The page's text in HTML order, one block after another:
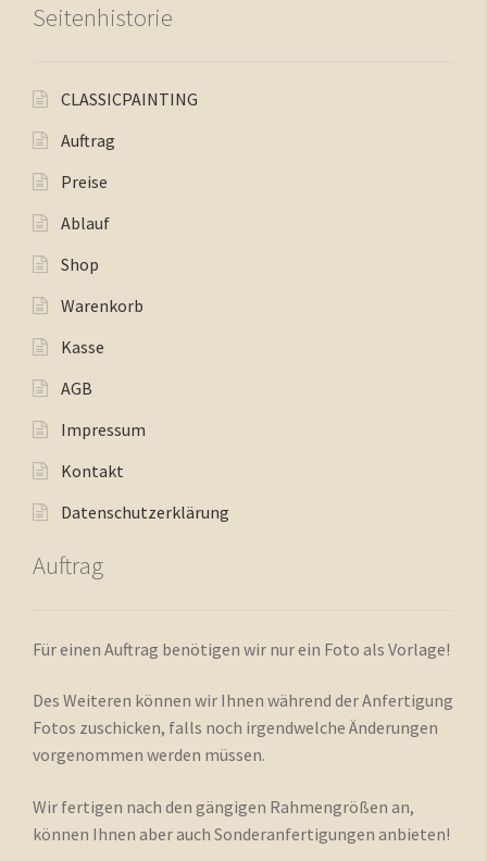
Seitenhistorie
CLASSICPAINTING
Auftrag
Preise
Ablauf
Shop
Warenkorb
Kasse
AGB
Impressum
Kontakt
Datenschutzerklärung
Auftrag
Für einen Auftrag benötigen wir nur ein Foto als Vorlage!
Des Weiteren können wir Ihnen während der Anfertigung
Fotos zuschicken, falls noch irgendwelche Änderungen
vorgenommen werden müssen.
Wir fertigen nach den gängigen Rahmengrößen an,
können Ihnen aber auch Sonderanfertigungen anbieten!